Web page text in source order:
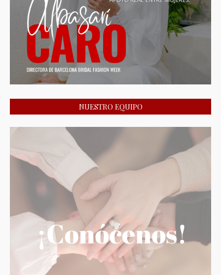
NUESTRO EQUIPO